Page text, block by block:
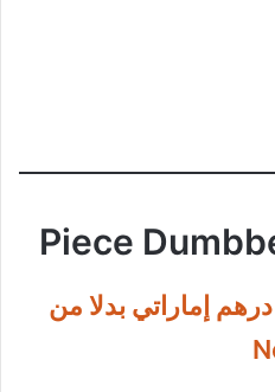
استفد من ثمن 99.00 درهم إماراتي بدلا من